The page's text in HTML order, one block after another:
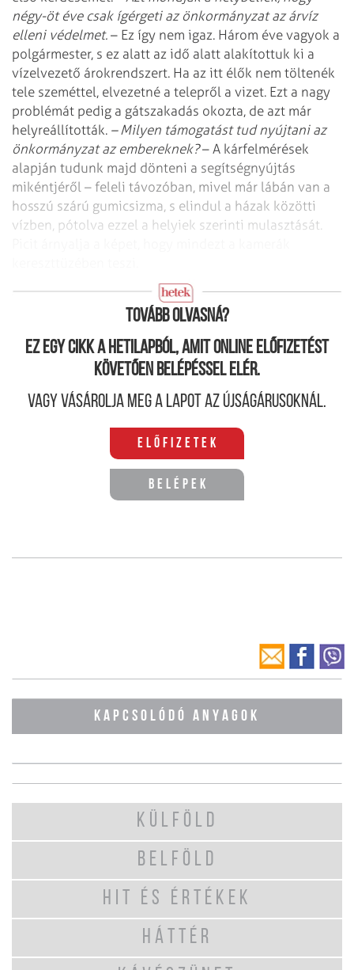
négy-öt éve csak ígérgeti az önkormányzat az árvíz
elleni védelmet. – Ez így nem igaz. Három éve vagyok a
polgármester, s ez alatt az idő alatt alakítottuk ki a
vízelvezető árokrendszert. Ha az itt élők nem töltenék
tele szeméttel, elvezetné a telepről a vizet. Ezt a nagy
problémát pedig a gátszakadás okozta, de azt már
helyreállították. – Milyen támogatást tud nyújtani az
önkormányzat az embereknek?– A kárfelmérések
alapján tudunk majd dönteni a segítségnyújtás
mikéntjéről – feleli távozóban, mivel már lábán van a
hosszú szárú gumicsizma, s elindul a házak közötti
vízben, pótolva ezzel a helyiek szerinti mulasztását.
Tovább olvasná?
Ez egy cikk a hetilapból, amit online előfizetést
követően belépéssel elér.
Vagy vásárolja meg a lapot az újságárusoknál.
Előfizetek
Belépek
KAPCSOLÓDÓ ANYAGOK
KÜLFÖLD
BELFÖLD
HIT ÉS ÉRTÉKEK
HÁTTÉR